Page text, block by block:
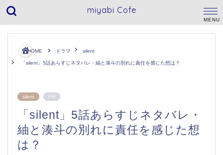
miyabi Cofe
HOME ドラマ silent
「silent」5話あらすじネタバレ・紬と湊斗の別れに責任を感じた想は？
silent PR
「silent」5話あらすじネタバレ・
紬と湊斗の別れに責任を感じた想
は？